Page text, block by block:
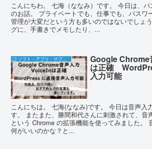
こんにちわ。 七海（ななみ）です。 今日は、パ
のお話。 プライベートでも、仕事でも、パスワ
管理が大変だという方も多いのではないでしょ
グに、手書きでメモしたり、...
Google Chrome
は正確
入力可能
こんにちは。 七海(ななみ)です。 今日は音声入
す。 またまた、勝間和代さんに刺激されて、音
という Chrome の拡張機能を使ってみました。
何がいいのかな？と...